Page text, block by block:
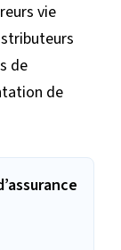
vie
de
de